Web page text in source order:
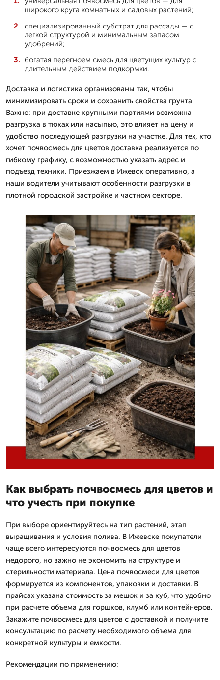
широкого круга комнатных и садовых растений;
специализированный субстрат для рассады — с
легкой структурой и минимальным запасом
удобрений;
богатая перегноем смесь для цветущих культур с
длительным действием подкормки.
Доставка и логистика организованы так, чтобы
минимизировать сроки и сохранить свойства грунта.
Важно: при доставке крупными партиями возможна
разгрузка в тюках или насыпью, это влияет на цену и
удобство последующей разгрузки на участке. Для тех, кто
хочет почвосмесь для цветов доставка реализуется по
гибкому графику, с возможностью указать адрес и
подъезд техники. Приезжаем в Ижевск оперативно, а
наши водители учитывают особенности разгрузки в
плотной городской застройке и частном секторе.
Как выбрать почвосмесь для цветов и
что учесть при покупке
При выборе ориентируйтесь на тип растений, этап
выращивания и условия полива. В Ижевске покупатели
чаще всего интересуются почвосмесь для цветов
недорого, но важно не экономить на структуре и
стерильности материала. Цена почвосмеси для цветов
формируется из компонентов, упаковки и доставки. В
прайсах указана стоимость за мешок и за куб, что удобно
при расчете объема для горшков, клумб или контейнеров.
Закажите почвосмесь для цветов с доставкой и получите
консультацию по расчету необходимого объема для
конкретной культуры и емкости.
Рекомендации по применению: